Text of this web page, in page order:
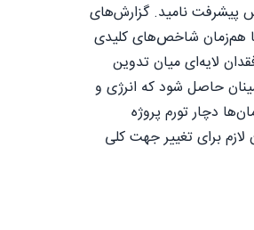
پیشرفت نامید. گزارش‌های
هم‌زمان شاخص‌های کلیدی
لایه‌ای میان تدوین
حاصل شود که انرژی و
دچار تورم پروژه
برای تغییر جهت کلی